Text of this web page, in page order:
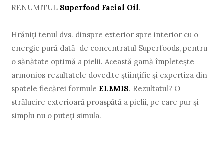
RENUMITUL Superfood Facial Oil.
Hrăniți tenul dvs. dinspre exterior spre interior cu o
energie pură dată de concentratul Superfoods, pentru
o sănătate optimă a pielii. Această gamă împletește
armonios rezultatele dovedite științific și expertiza din
spatele fiecărei formule ELEMIS. Rezultatul? O
strălucire exterioară proaspătă a pielii, pe care pur și
simplu nu o puteți simula.